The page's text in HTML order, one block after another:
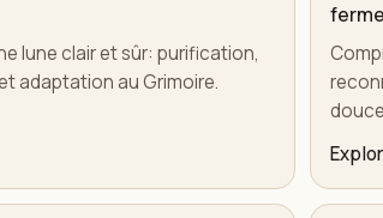
lune clair et sûr: purification,
adaptation au Grimoire.